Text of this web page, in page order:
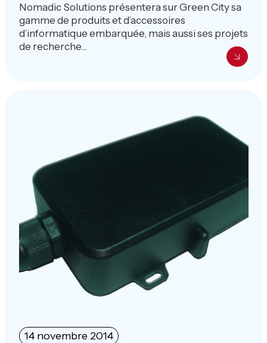
Nomadic Solutions présentera sur Green City sa
gamme de produits et d’accessoires
d’informatique embarquée, mais aussi ses projets
de recherche...
14 novembre 2014